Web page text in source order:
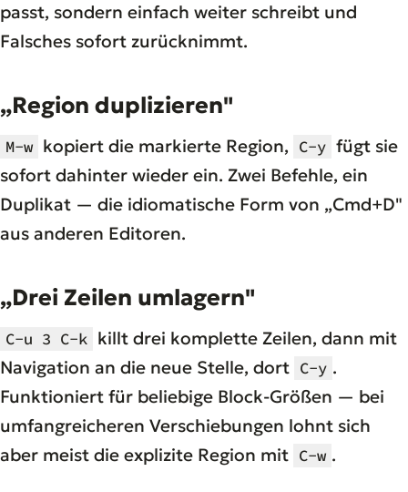
passt, sondern einfach weiter schreibt und
Falsches sofort zurücknimmt.
„Region duplizieren"
M-w kopiert die markierte Region, C-y fügt sie
sofort dahinter wieder ein. Zwei Befehle, ein
Duplikat — die idiomatische Form von „Cmd+D"
aus anderen Editoren.
„Drei Zeilen umlagern"
C-u 3 C-k killt drei komplette Zeilen, dann mit
Navigation an die neue Stelle, dort C-y .
Funktioniert für beliebige Block-Größen — bei
umfangreicheren Verschiebungen lohnt sich
aber meist die explizite Region mit C-w .